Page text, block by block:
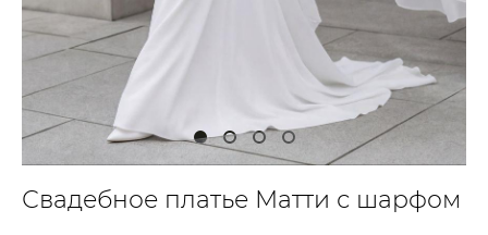
Свадебное платье Матти с шарфом